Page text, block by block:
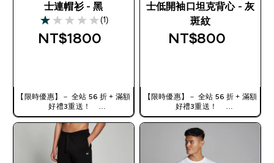
士連帽衫 - 黑
1 out of 5 stars
(1)
NT$1800‎
【限時優惠】－ 全站 56 折 + 滿額
好禮3重送！
使用優惠碼，獲得額外折扣：
TW56
士低開袖口坦克背心 - 灰
斑紋
NT$800‎
【限時優惠】－ 全站 56 折 + 滿額
好禮3重送！
使用優惠碼，獲得額外折扣：
TW56